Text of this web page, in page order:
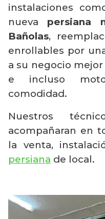
instalaciones
nueva persiana
Bañolas,
enrollables por
a su negocio
e incluso
comodidad.
Nuestros
acompañaran en
la venta,
persiana de local.